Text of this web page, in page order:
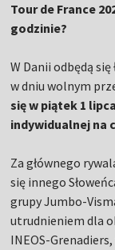
Tour de France
godzinie?
W Danii odbędą
w dniu wolnym
się w piątek 1
indywidualnej na
Za głównego
się innego
grupy Jumbo-
utrudnieniem dla
INEOS-